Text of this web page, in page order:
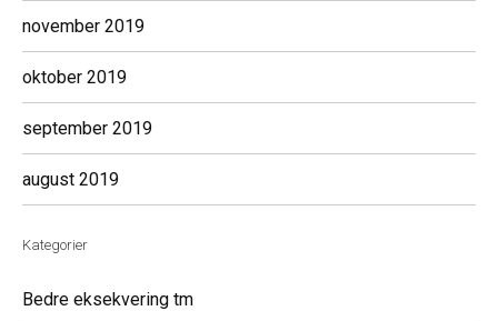
november 2019
oktober 2019
september 2019
august 2019
Kategorier
Bedre eksekvering tm